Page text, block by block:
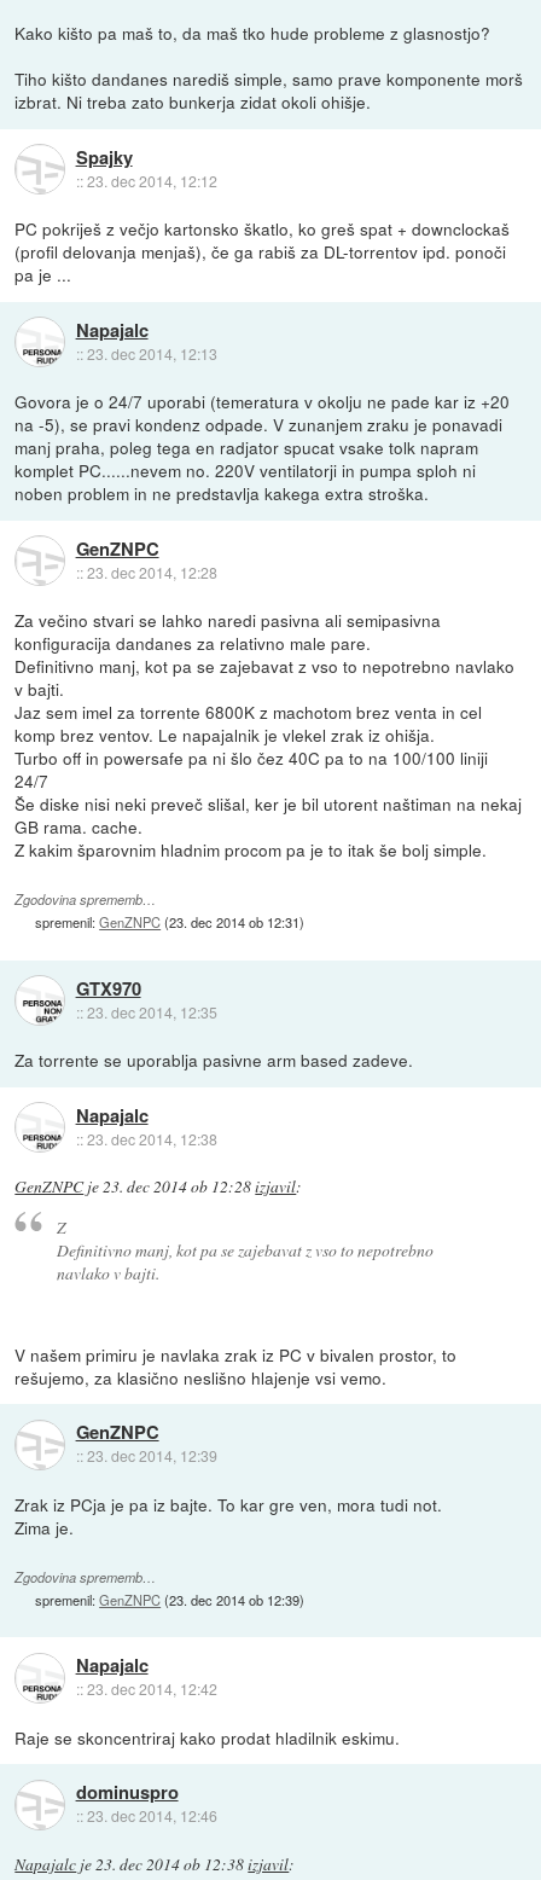
Kako kišto pa maš to, da maš tko hude probleme z glasnostjo?
Tiho kišto dandanes narediš simple, samo prave komponente morš
izbrat. Ni treba zato bunkerja zidat okoli ohišje.
Spajky
::23. dec 2014, 12:12
PC pokriješ z večjo kartonsko škatlo, ko greš spat + downclockaš
(profil delovanja menjaš), če ga rabiš za DL-torrentov ipd. ponoči
pa je ...
Napajalc
::23. dec 2014, 12:13
Govora je o 24/7 uporabi (temeratura v okolju ne pade kar iz +20
na -5), se pravi kondenz odpade. V zunanjem zraku je ponavadi
manj praha, poleg tega en radjator spucat vsake tolk napram
komplet PC......nevem no. 220V ventilatorji in pumpa sploh ni
noben problem in ne predstavlja kakega extra stroška.
GenZNPC
::23. dec 2014, 12:28
Za večino stvari se lahko naredi pasivna ali semipasivna
konfiguracija dandanes za relativno male pare.
Definitivno manj, kot pa se zajebavat z vso to nepotrebno navlako
v bajti.
Jaz sem imel za torrente 6800K z machotom brez venta in cel
komp brez ventov. Le napajalnik je vlekel zrak iz ohišja.
Turbo off in powersafe pa ni šlo čez 40C pa to na 100/100 liniji
24/7
Še diske nisi neki preveč slišal, ker je bil utorent naštiman na nekaj
GB rama. cache.
Z kakim šparovnim hladnim procom pa je to itak še bolj simple.
Zgodovina sprememb…
spremenil:GenZNPC(23. dec 2014 ob 12:31)
GTX970
::23. dec 2014, 12:35
Za torrente se uporablja pasivne arm based zadeve.
Napajalc
::23. dec 2014, 12:38
GenZNPCje23. dec 2014 ob 12:28izjavil:
Z
Definitivno manj, kot pa se zajebavat z vso to nepotrebno
navlako v bajti.
V našem primiru je navlaka zrak iz PC v bivalen prostor, to
rešujemo, za klasično neslišno hlajenje vsi vemo.
GenZNPC
::23. dec 2014, 12:39
Zrak iz PCja je pa iz bajte. To kar gre ven, mora tudi not.
Zima je.
Zgodovina sprememb…
spremenil:GenZNPC(23. dec 2014 ob 12:39)
Napajalc
::23. dec 2014, 12:42
Raje se skoncentriraj kako prodat hladilnik eskimu.
dominuspro
::23. dec 2014, 12:46
Napajalc je23. dec 2014 ob 12:38izjavil: